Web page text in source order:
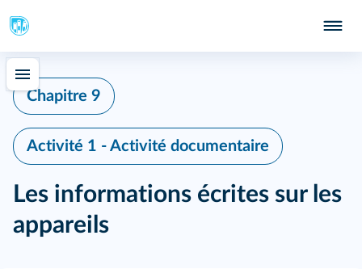
Chapitre 9
Activité 1 - Activité documentaire
Les informations écrites sur les
appareils